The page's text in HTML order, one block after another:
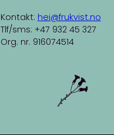
Kontakt: hei@frukvist.no
Tlf/sms: +47 932 45 327
Org. nr. 916074514